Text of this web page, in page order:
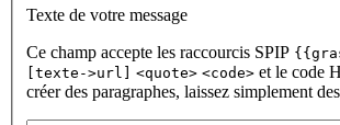
Texte de votre message
Ce champ accepte les raccourcis SPIP
[texte->url]
<quote> <code> et le code
créer des paragraphes, laissez simplement